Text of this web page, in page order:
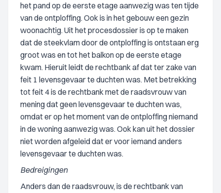
het pand op de eerste etage aanwezig was ten tijde
van de ontploffing. Ook is in het gebouw een gezin
woonachtig. Uit het procesdossier is op te maken
dat de steekvlam door de ontploffing is ontstaan erg
groot was en tot het balkon op de eerste etage
kwam. Hieruit leidt de rechtbank af dat ter zake van
feit 1 levensgevaar te duchten was. Met betrekking
tot feit 4 is de rechtbank met de raadsvrouw van
mening dat geen levensgevaar te duchten was,
omdat er op het moment van de ontploffing niemand
in de woning aanwezig was. Ook kan uit het dossier
niet worden afgeleid dat er voor iemand anders
levensgevaar te duchten was.
Bedreigingen
Anders dan de raadsvrouw, is de rechtbank van